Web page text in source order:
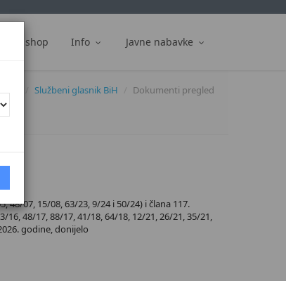
Web shop Info Javne nabavke
Službeni glasnik BiH Dokumenti pregled
07, 15/08, 63/23, 9/24 i 50/24) i člana 117.
48/17, 88/17, 41/18, 64/18, 12/21, 26/21, 35/21,
godine, donijelo